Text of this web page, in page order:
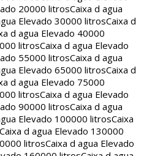
20000 litrosCaixa d agua
Elevado 30000 litrosCaixa d
d agua Elevado 40000
litrosCaixa d agua Elevado
55000 litrosCaixa d agua
Elevado 65000 litrosCaixa d
d agua Elevado 75000
litrosCaixa d agua Elevado
90000 litrosCaixa d agua
Elevado 100000 litrosCaixa
Caixa d agua Elevado 130000
litrosCaixa d agua Elevado